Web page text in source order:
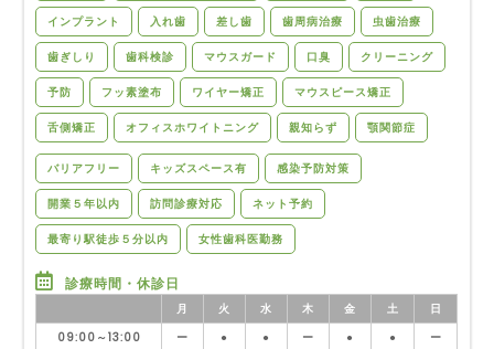
インプラント 入れ歯 差し歯 歯周病治療 虫歯治療
歯ぎしり 歯科検診 マウスガード 口臭 クリーニング
予防 フッ素塗布 ワイヤー矯正 マウスピース矯正
舌側矯正 オフィスホワイトニング 親知らず 顎関節症
バリアフリー キッズスペース有 感染予防対策
開業５年以内 訪問診療対応 ネット予約
最寄り駅徒歩５分以内 女性歯科医勤務
診療時間・休診日
月 火 水 木 金 土
日
09:00～13:00
ー ● ● ー ● ●
ー